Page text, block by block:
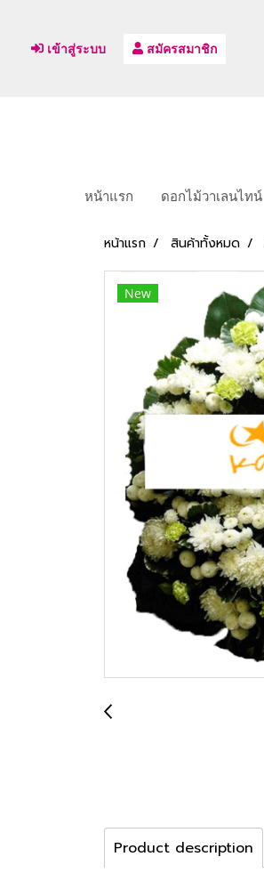
เข้าสู่ระบบ สมัครสมาชิก
หน้าแรก ดอกไม้วาเลนไทน์
หน้าแรก สินค้าทั้งหมด
New
Product description